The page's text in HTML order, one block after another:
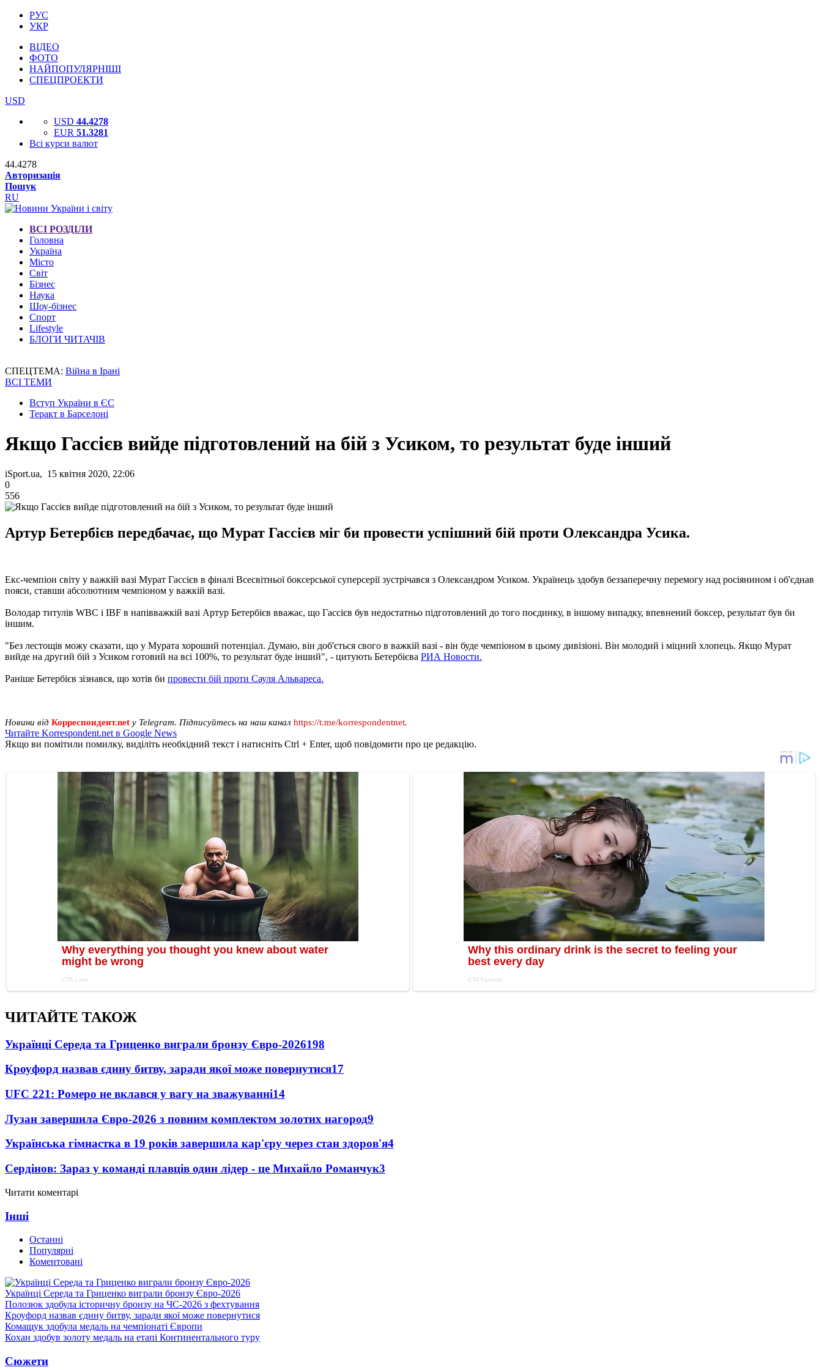
РУС
УКР
ВІДЕО
ФОТО
НАЙПОПУЛЯРНІШІ
СПЕЦПРОЕКТИ
USD
USD 44.4278
EUR 51.3281
Всі курси валют
44.4278
Авторизація
Пошук
RU
ВСІ РОЗДІЛИ
Головна
Україна
Місто
Світ
Бізнес
Наука
Шоу-бізнес
Спорт
Lifestyle
БЛОГИ ЧИТАЧІВ
СПЕЦТЕМА: Війна в Ірані
ВСІ ТЕМИ
Вступ України в ЄС
Теракт в Барселоні
Якщо Гассієв вийде підготовлений на бій з Усиком, то результат буде інший
iSport.ua, 15 квітня 2020, 22:06
0
556
Артур Бетербієв передбачає, що Мурат Гассієв міг би провести успішний бій проти Олександра Усика.
Екс-чемпіон світу у важкій вазі Мурат Гассієв в фіналі Всесвітньої боксерської суперсерії зустрічався з Олександром Усиком. Українець здобув беззаперечну перемогу над росіянином і об'єднав
пояси, ставши абсолютним чемпіоном у важкій вазі.
Володар титулів WBC і IBF в напівважкій вазі Артур Бетербієв вважає, що Гассієв був недостатньо підготовлений до того поєдинку, в іншому випадку, впевнений боксер, результат був би
іншим.
"Без лестощів можу сказати, що у Мурата хороший потенціал. Думаю, він доб'ється свого в важкій вазі - він буде чемпіоном в цьому дивізіоні. Він молодий і міцний хлопець. Якщо Мурат
вийде на другий бій з Усиком готовий на всі 100%, то результат буде інший", - цитують Бетербієва РИА Новости.
Раніше Бетербієв зізнався, що хотів би провести бій проти Сауля Альвареса.
Новини від Корреспондент.net у Telegram. Підписуйтесь на наш канал https://t.me/korrespondentnet.
Читайте Korrespondent.net в Google News
Якщо ви помітили помилку, виділіть необхідний текст і натисніть Ctrl + Enter, щоб повідомити про це редакцію.
ЧИТАЙТЕ ТАКОЖ
Українці Середа та Гриценко виграли бронзу Євро-2026198
Кроуфорд назвав єдину битву, заради якої може повернутися17
UFC 221: Ромеро не вклався у вагу на зважуванні14
Лузан завершила Євро-2026 з повним комплектом золотих нагород9
Українська гімнастка в 19 років завершила кар'єру через стан здоров'я4
Сердінов: Зараз у команді плавців один лідер - це Михайло Романчук3
Читати коментарі
Інші
Останні
Популярні
Коментовані
Українці Середа та Гриценко виграли бронзу Євро-2026
Полозюк здобула історичну бронзу на ЧС-2026 з фехтування
Кроуфорд назвав єдину битву, заради якої може повернутися
Комащук здобула медаль на чемпіонаті Європи
Кохан здобув золоту медаль на етапі Континентального туру
Сюжети